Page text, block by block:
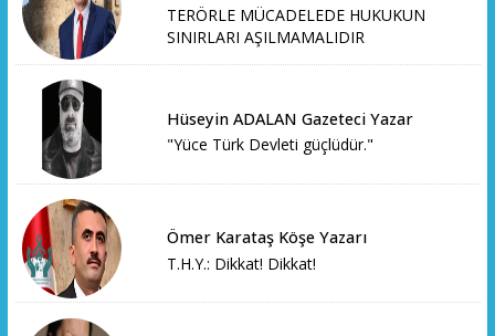
TERÖRLE MÜCADELEDE HUKUKUN
SINIRLARI AŞILMAMALIDIR
Hüseyin ADALAN Gazeteci Yazar
"Yüce Türk Devleti güçlüdür."
Ömer Karataş Köşe Yazarı
T.H.Y.: Dikkat! Dikkat!